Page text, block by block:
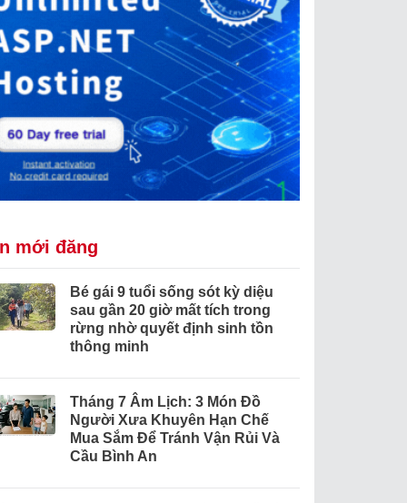
mới đăng
Bé gái 9 tuổi sống sót kỳ diệu
sau gần 20 giờ mất tích trong
rừng nhờ quyết định sinh tồn
thông minh
Tháng 7 Âm Lịch: 3 Món Đồ
Người Xưa Khuyên Hạn Chế
Mua Sắm Để Tránh Vận Rủi Và
Cầu Bình An